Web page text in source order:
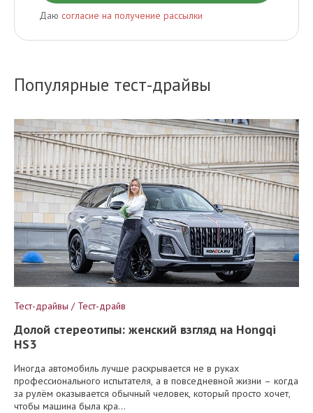
Даю согласие на получение рассылки
Популярные тест-драйвы
Тест-драйвы / Тест-драйв
Долой стереотипы: женский взгляд на Hongqi
HS3
Иногда автомобиль лучше раскрывается не в руках
профессионального испытателя, а в повседневной жизни – когда
за рулём оказывается обычный человек, который просто хочет,
чтобы машина была кра...